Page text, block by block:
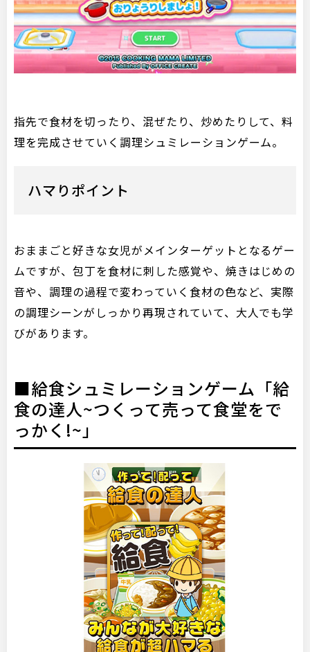
指先で食材を切ったり、混ぜたり、炒めたりして、料
理を完成させていく調理シュミレーションゲーム。
ハマりポイント
おままごと好きな女児がメインターゲットとなるゲー
ムですが、包丁を食材に刺した感覚や、焼きはじめの
音や、調理の過程で変わっていく食材の色など、実際
の調理シーンがしっかり再現されていて、大人でも学
びがあります。
■給食シュミレーションゲーム「給
食の達人~つくって売って食堂をで
っかく!~」